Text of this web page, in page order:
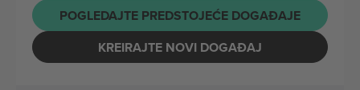
POGLEDAJTE PREDSTOJEĆE DOGAĐAJE
KREIRAJTE NOVI DOGAĐAJ